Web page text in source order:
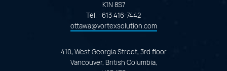
K1N 8S7
Tél. : 613 416-7442
ottawa@vortexsolution.com
410, West Georgia Street, 3rd floor
Vancouver, British Columbia,